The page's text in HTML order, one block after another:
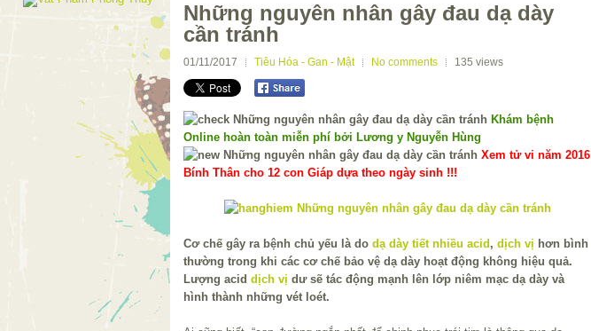
Những nguyên nhân gây đau dạ dày
cần tránh
01/11/2017 Tiêu Hóa - Gan - Mật No comments 135 views
Khám bệnh
Online hoàn toàn miễn phí bởi Lương y Nguyễn Hùng
Xem tử vi năm 2016
Bính Thân cho 12 con Giáp dựa theo ngày sinh !!!
Cơ chế gây ra bệnh chủ yếu là do dạ dày tiết nhiều acid, dịch vị hơn bình
thường trong khi các cơ chế bảo vệ dạ dày hoạt động không hiệu quả.
Lượng acid dịch vị dư sẽ tác động mạnh lên lớp niêm mạc dạ dày và
hình thành những vét loét.